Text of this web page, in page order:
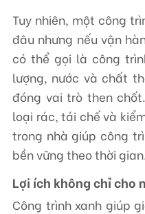
Tuy nhiên, một công
đâu nhưng nếu vận
có thể gọi là công
lượng, nước và chất
đóng vai trò then
loại rác, tái chế và
trong nhà giúp công
bền vững theo thời gian.
Lợi ích không chỉ cho
Công trình xanh giúp